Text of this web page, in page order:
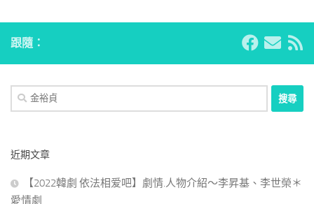
跟隨：
搜
尋
字:
近期文章
【2022韓劇 依法相爱吧】劇情.人物介紹～李昇基、李世榮＊
愛情劇